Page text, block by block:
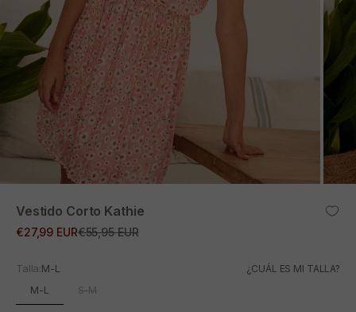
Vestido Corto Kathie
Precio de oferta
€27,99 EURPrecio normal
€55,95 EUR
Talla:M-L ¿CUÁL ES MI TALLA?
M-L S-M